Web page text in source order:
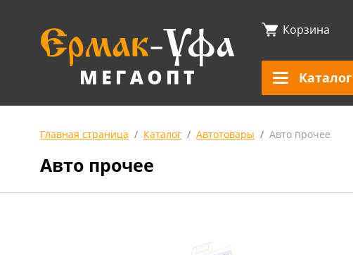
Корзина
Каталог
Главная страница Каталог Автотовары Авто прочее
Авто прочее